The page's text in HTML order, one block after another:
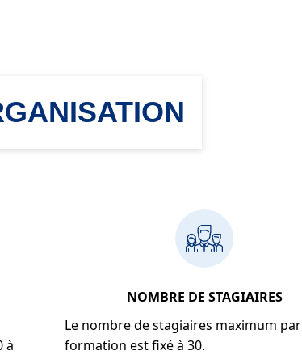
à
NOMBRE DE STAGIAIRES
Le nombre de stagiaires maximum par
formation est fixé à 30.